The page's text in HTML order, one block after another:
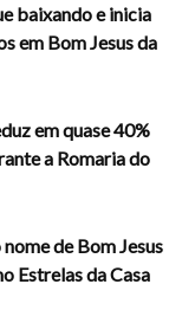
baixando e inicia
em Bom Jesus da
em quase 40%
a Romaria do
de Bom Jesus
Estrelas da Casa